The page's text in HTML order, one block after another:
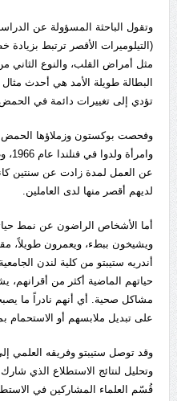
وتقول الباحثة المسؤولة عن
(التيلوميرات الأقصر ترتبط
مثل أمراض القلب، والنوع الثاني
البطالة طويلة الأمد هي أحدث
تؤدي إلى تغييرات دائمة في الحمض
عن العمل لمدة زادت عن سنتين
لديهم أقصر منها لدى العاملين.
أما الأشخاص الراضون عن نمط
ويشيخون ببطء، ويعمرون طويلاً،
أندريه ستيبتو من كلية لندن
حياتهم الماضية أكثر من أقرانهم،
مشاكل صحية. أي أنهم نادراً ما
على تبديل ملابسهم أو الاستحمام
وقد توصل ستيبتو وفريقه العلمي
قُسّم العلماء المشاركين في